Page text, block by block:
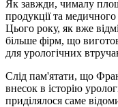
Як завжди, чималу
продукції та
Цього року, як вже
більше фірм, що
для урологічних
Слід пам'ятати, що
внесок в історію
приділялося саме